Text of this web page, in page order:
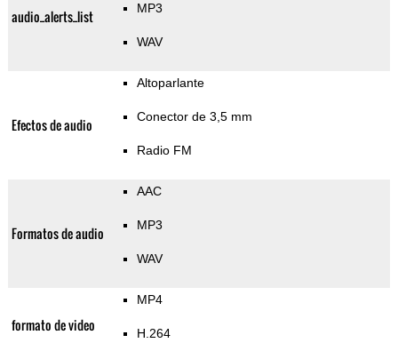
audio_alerts_list MP3
WAV
Efectos de audio
Altoparlante
Conector de 3,5 mm
Radio FM
Formatos de audio
AAC
MP3
WAV
formato de video
MP4
H.264